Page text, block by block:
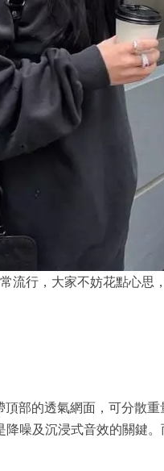
流行，大家不妨花點心思
部的透氣網面，可分散
噪及沉浸式音效的關鍵